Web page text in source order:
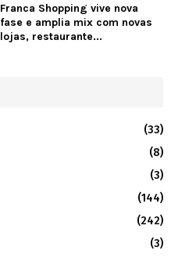
Franca Shopping vive nova
fase e amplia mix com novas
lojas, restaurante...
(33)
(8)
(3)
(144)
(242)
(3)